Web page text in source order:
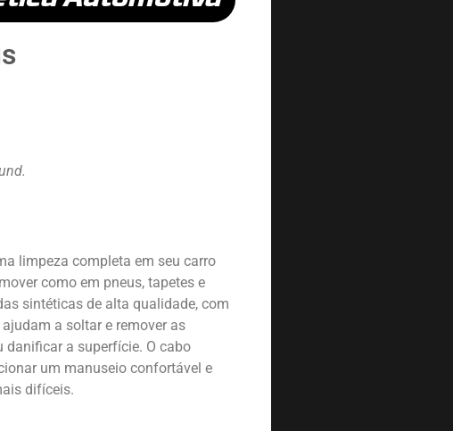
limpeza completa em seu carro
como em pneus, tapetes e
sintéticas de alta qualidade, com
a soltar e remover as
danificar a superfície. O cabo
um manuseio confortável e
difíceis.